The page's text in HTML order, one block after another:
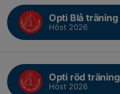
Opti Blå träning
Höst 2026
Opti röd träning
Höst 2026